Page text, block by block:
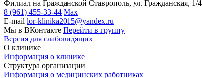
Филиал на Гражданской Ставрополь, ул. Гражданская, 1/4
8 (961) 455-33-44 Max
E-mail lor-klinika2015@yandex.ru
Мы в ВКонтакте Перейти в группу
Версия для слабовидящих
О клинике
Информация о клинике
Структура организации
Информация о медицинских работниках